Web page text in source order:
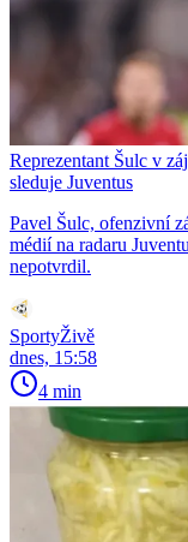
Reprezentant Šulc v
sleduje Juventus
Pavel Šulc, ofenzivní
médií na radaru
nepotvrdil.
SportyŽivě
dnes, 15:58
4 min